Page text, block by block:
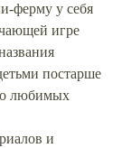
ферму у себя
игре
постарше
любимых
и